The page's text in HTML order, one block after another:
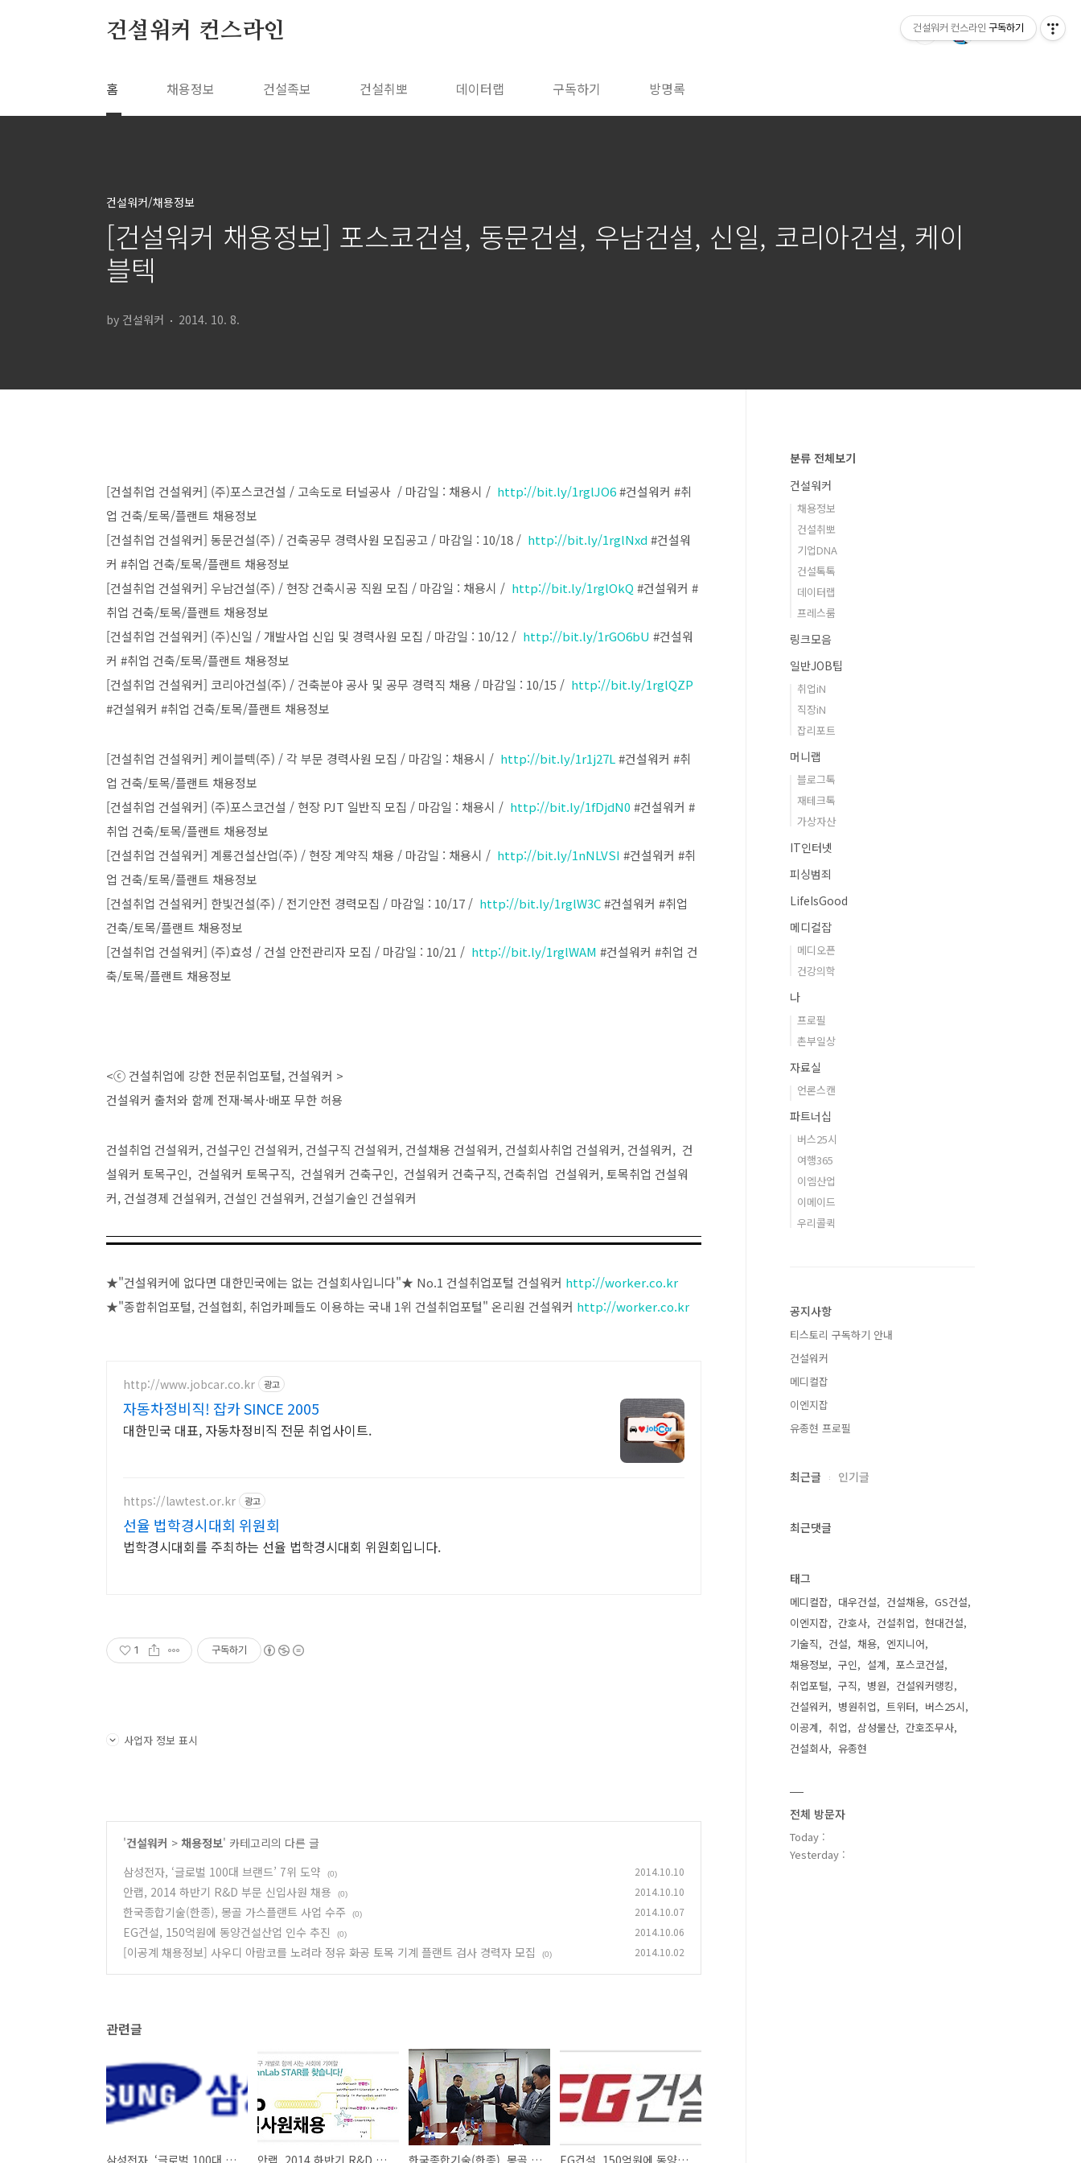
건설워커 컨스라인
홈 채용정보 건설족보 건설취뽀 데이터랩 구독하기 방명록
건설워커/채용정보
[건설워커 채용정보] 포스코건설, 동문건설, 우남건설, 신일, 코리아건설, 케이
블텍
by 건설워커 2014. 10. 8.
[건설취업 건설워커] (주)포스코건설 / 고속도로 터널공사 / 마감일 : 채용시 / http://bit.ly/1rglJO6#건설워커 #취
업 건축/토목/플랜트 채용정보
[건설취업 건설워커] 동문건설(주) / 건축공무 경력사원 모집공고 / 마감일 : 10/18 / http://bit.ly/1rglNxd#건설워
커 #취업 건축/토목/플랜트 채용정보
[건설취업 건설워커] 우남건설(주) / 현장 건축시공 직원 모집 / 마감일 : 채용시 / http://bit.ly/1rglOkQ #건설워커 #
취업 건축/토목/플랜트 채용정보
[건설취업 건설워커] (주)신일 / 개발사업 신입 및 경력사원 모집 / 마감일 : 10/12 / http://bit.ly/1rGO6bU #건설워
커 #취업 건축/토목/플랜트 채용정보
[건설취업 건설워커] 코리아건설(주) / 건축분야 공사 및 공무 경력직 채용 / 마감일 : 10/15 / http://bit.ly/1rglQZP
#건설워커 #취업 건축/토목/플랜트 채용정보
[건설취업 건설워커] 케이블텍(주) / 각 부문 경력사원 모집 / 마감일 : 채용시 / http://bit.ly/1r1j27L#건설워커 #취
업 건축/토목/플랜트 채용정보
[건설취업 건설워커] (주)포스코건설 / 현장 PJT 일반직 모집 / 마감일 : 채용시 / http://bit.ly/1fDjdN0 #건설워커 #
취업 건축/토목/플랜트 채용정보
[건설취업 건설워커] 계룡건설산업(주) / 현장 계약직 채용 / 마감일 : 채용시 / http://bit.ly/1nNLVSI #건설워커 #취
업 건축/토목/플랜트 채용정보
[건설취업 건설워커] 한빛건설(주) / 전기안전 경력모집 / 마감일 : 10/17 / http://bit.ly/1rglW3C#건설워커 #취업
건축/토목/플랜트 채용정보
[건설취업 건설워커] (주)효성 / 건설 안전관리자 모집 / 마감일 : 10/21 / http://bit.ly/1rglWAM #건설워커 #취업 건
축/토목/플랜트 채용정보
<ⓒ 건설취업에 강한 전문취업포털, 건설워커 >
건설워커 출처와 함께 전재·복사·배포 무한 허용
건설취업 건설워커, 건설구인 건설워커, 건설구직 건설워커, 건설채용 건설워커, 건설회사취업 건설워커, 건설워커, 건
설워커 토목구인, 건설워커 토목구직, 건설워커 건축구인, 건설워커 건축구직, 건축취업 건설워커, 토목취업 건설워
커, 건설경제 건설워커, 건설인 건설워커, 건설기술인 건설워커
★"건설워커에 없다면 대한민국에는 없는 건설회사입니다"★ No.1 건설취업포털 건설워커 http://worker.co.kr
★"종합취업포털, 건설협회, 취업카페들도 이용하는 국내 1위 건설취업포털" 온리원 건설워커 http://worker.co.kr
http://www.jobcar.co.kr 광고
자동차정비직! 잡카 SINCE 2005
대한민국 대표, 자동차정비직 전문 취업사이트.
https://lawtest.or.kr 광고
선율 법학경시대회 위원회
법학경시대회를 주최하는 선율 법학경시대회 위원회입니다.
1 구독하기
사업자 정보 표시
'건설워커 > 채용정보' 카테고리의 다른 글
삼성전자, ‘글로벌 100대 브랜드’ 7위 도약
(0) 2014.10.10
안랩, 2014 하반기 R&D 부문 신입사원 채용 (0) 2014.10.10
한국종합기술(한종), 몽골 가스플랜트 사업 수주 (0) 2014.10.07
EG건설, 150억원에 동양건설산업 인수 추진 (0) 2014.10.06
[이공계 채용정보] 사우디 아람코를 노려라 정유 화공 토목 기계 플랜트 검사 경력자 모집 (0) 2014.10.02
관련글
삼성전자, ‘글로벌 100대 브랜드’ 7위 도약 안랩, 2014 하반기 R&D 부문 신입사원 채용 한국종합기술(한종), 몽골 가스플랜트 사업 수주 EG건설, 150억원에 동양건설산업 인수 추진
분류 전체보기
건설워커
채용정보
건설취뽀
기업DNA
건설톡톡
데이터랩
프레스룸
링크모음
일반JOB팁
취업iN
직장iN
잡리포트
머니랩
블로그톡
재테크톡
가상자산
IT인터넷
피싱범죄
LifeIsGood
메디컬잡
메디오픈
건강의학
나
프로필
촌부일상
자료실
언론스캔
파트너십
버스25시
여행365
이엠산업
이메이드
우리콜퀵
공지사항
티스토리 구독하기 안내
건설워커
메디컬잡
이엔지잡
유종현 프로필
최근글 인기글
최근댓글
태그
메디컬잡 대우건설 건설채용
GS건설
이엔지잡
간호사 건설취업
현대건설
기술직
건설 채용
엔지니어
채용정보
구인 설계
포스코건설
취업포털
구직 병원
건설워커랭킹
건설워커
병원취업 트위터
버스25시
이공계
취업 삼성물산
간호조무사
건설회사
유종현
전체 방문자
Today :
Yesterday :
건설워커 컨스라인 구독하기